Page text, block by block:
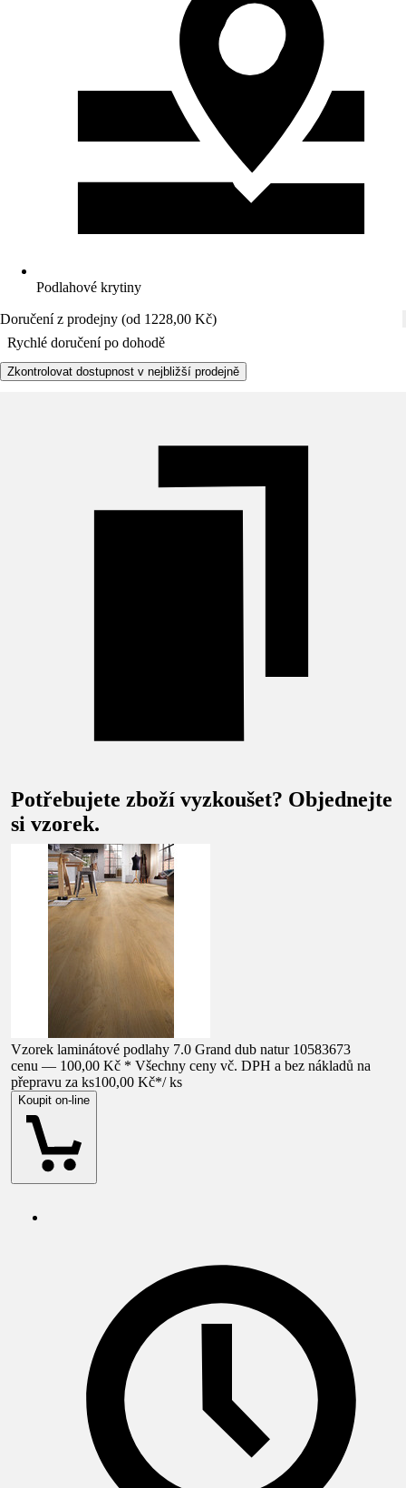
Podlahové krytiny
Doručení z prodejny (od 1228,00 Kč)
Rychlé doručení po dohodě
Zkontrolovat dostupnost v nejbližší prodejně
Potřebujete zboží vyzkoušet? Objednejte
si vzorek.
Vzorek laminátové podlahy 7.0 Grand dub natur 10583673
cenu — 100,00 Kč * Všechny ceny vč. DPH a bez nákladů na
přepravu za ks100,00 Kč*/ ks
Koupit on-line